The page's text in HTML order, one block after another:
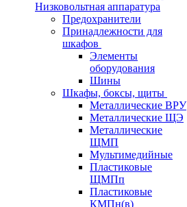
Низковольтная аппаратура
Предохранители
Принадлежности для
шкафов
Элементы
оборудования
Шины
Шкафы, боксы, щиты
Металлические ВРУ
Металлические ЩЭ
Металлические
ЩМП
Мультимедийные
Пластиковые
ЩМПп
Пластиковые
КМПн(в)